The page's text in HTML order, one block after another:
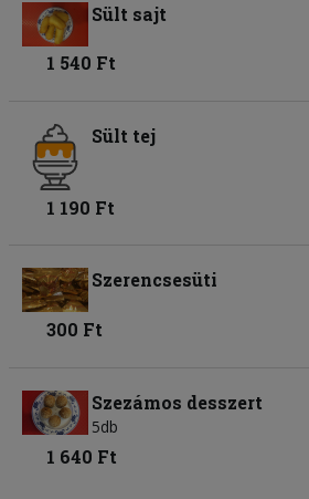
Sült sajt
1 540 Ft
Sült tej
1 190 Ft
Szerencsesüti
300 Ft
Szezámos desszert
5db
1 640 Ft